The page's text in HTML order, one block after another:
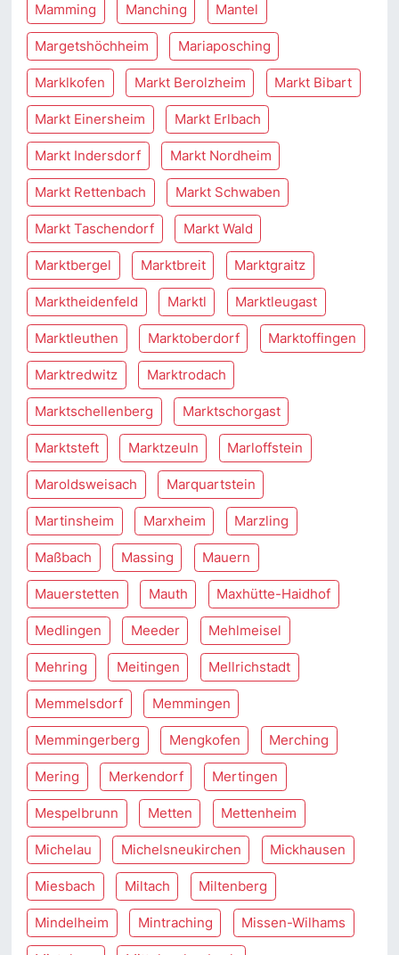
Mamming Manching Mantel
Margetshöchheim Mariaposching
Marklkofen Markt Berolzheim Markt Bibart
Markt Einersheim Markt Erlbach
Markt Indersdorf Markt Nordheim
Markt Rettenbach Markt Schwaben
Markt Taschendorf Markt Wald
Marktbergel Marktbreit Marktgraitz
Marktheidenfeld Marktl Marktleugast
Marktleuthen Marktoberdorf Marktoffingen
Marktredwitz Marktrodach
Marktschellenberg Marktschorgast
Marktsteft Marktzeuln Marloffstein
Maroldsweisach Marquartstein
Martinsheim Marxheim Marzling
Maßbach Massing Mauern
Mauerstetten Mauth Maxhütte-Haidhof
Medlingen Meeder Mehlmeisel
Mehring Meitingen Mellrichstadt
Memmelsdorf Memmingen
Memmingerberg Mengkofen Merching
Mering Merkendorf Mertingen
Mespelbrunn Metten Mettenheim
Michelau Michelsneukirchen Mickhausen
Miesbach Miltach Miltenberg
Mindelheim Mintraching Missen-Wilhams